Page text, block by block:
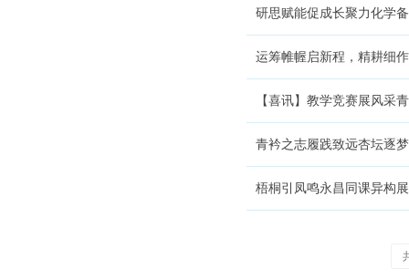
研思赋能促成长聚力化学
运筹帷幄启新程，精耕细
【喜讯】教学竞赛展风
青衿之志履践致远杏坛逐
梧桐引凤鸣永昌同课异构